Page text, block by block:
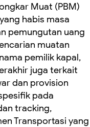
Muat (PBM)
habis masa
pemungutan uang
muatan
pemilik kapal,
juga terkait
dan provision
pada
tracking,
Transportasi yang